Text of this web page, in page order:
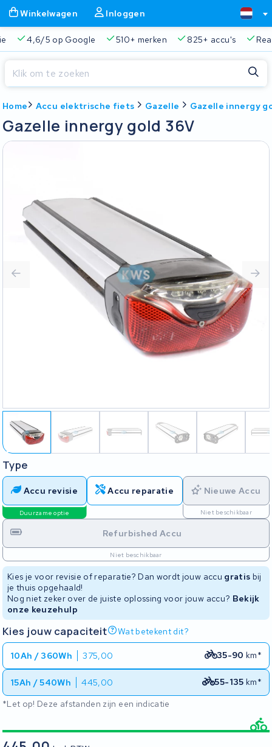
Winkelwagen Inloggen
510+ merken 825+ accu's Real-time status
Home Accu elektrische fiets Gazelle Gazelle innergy
Gazelle innergy gold 36V
Type
Accu revisie
Duurzame optie
Accu reparatie Nieuwe Accu
Niet beschikbaar
Refurbished Accu
Niet beschikbaar
Kies je voor revisie of reparatie? Dan wordt jouw accu gratis bij
je thuis opgehaald!
Nog niet zeker over de juiste oplossing voor jouw accu? Bekijk
onze keuzehulp
Kies jouw capaciteit Wat betekent dit?
10Ah / 360Wh 375,00 35-90 km*
15Ah / 540Wh 445,00 55-135 km*
*Let op! Deze afstanden zijn een indicatie
Sluiten
Sluiten
Begin te typen in de zoekbalk om te zoeken